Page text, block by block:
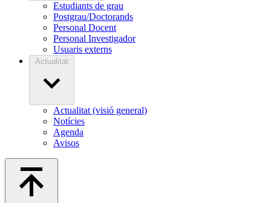
Estudiants de grau
Postgrau/Doctorands
Personal Docent
Personal Investigador
Usuaris externs
Actualitat
Actualitat (visió general)
Notícies
Agenda
Avisos